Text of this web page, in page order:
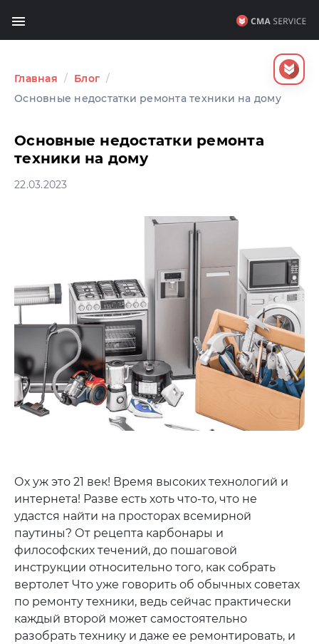
Главная / Блог /
Основные недостатки ремонта техники на дому
Основные недостатки ремонта
техники на дому
22.03.2023
Ох уж это 21 век! Время высоких технологий и
интернета! Разве есть хоть что-то, что не
удастся найти на просторах всемирной
паутины? От рецепта карбонары и
философских течений, до пошаговой
инструкции относительно того, как собрать
вертолет Что уже говорить об обычных советах
по ремонту техники, ведь сейчас практически
каждый второй может самостоятельно
разобрать технику и даже ее ремонтировать, и